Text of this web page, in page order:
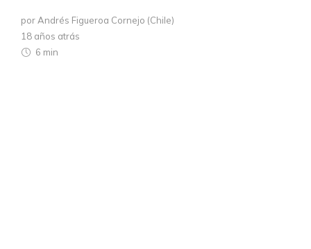
por Andrés Figueroa Cornejo (Chile)
18 años atrás
6 min